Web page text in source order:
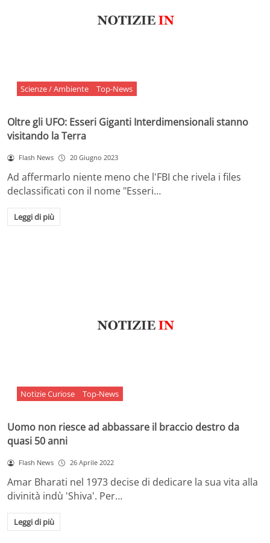
Scienze / Ambiente Top-News
Oltre gli UFO: Esseri Giganti Interdimensionali stanno
visitando la Terra
Flash News 20 Giugno 2023
Ad affermarlo niente meno che l'FBI che rivela i files
declassificati con il nome "Esseri…
Leggi di più
Notizie Curiose Top-News
Uomo non riesce ad abbassare il braccio destro da
quasi 50 anni
Flash News 26 Aprile 2022
Amar Bharati nel 1973 decise di dedicare la sua vita alla
divinità indù 'Shiva'. Per…
Leggi di più